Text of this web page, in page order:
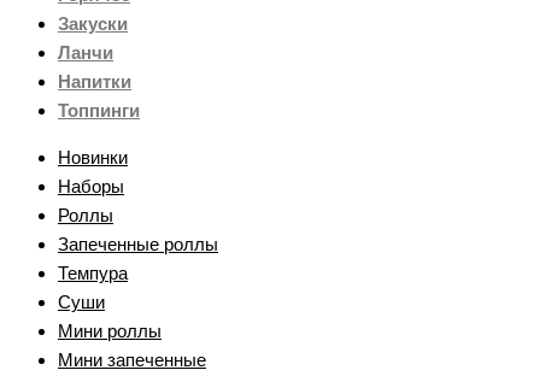
Закуски
Ланчи
Напитки
Топпинги
Новинки
Наборы
Роллы
Запеченные роллы
Темпура
Суши
Мини роллы
Мини запеченные